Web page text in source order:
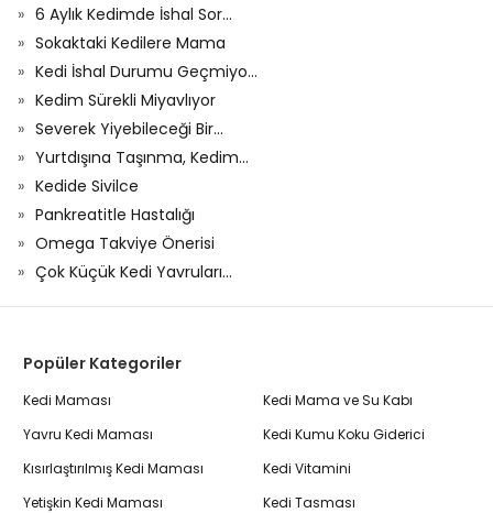
6 Aylık Kedimde İshal Sor...
Sokaktaki Kedilere Mama
Kedi İshal Durumu Geçmiyo...
Kedim Sürekli Miyavlıyor
Severek Yiyebileceği Bir...
Yurtdışına Taşınma, Kedim...
Kedide Sivilce
Pankreatitle Hastalığı
Omega Takviye Önerisi
Çok Küçük Kedi Yavruları...
Popüler Kategoriler
Kedi Maması
Yavru Kedi Maması
Kısırlaştırılmış Kedi Maması
Yetişkin Kedi Maması
Kedi Mama ve Su Kabı
Kedi Kumu Koku Giderici
Kedi Vitamini
Kedi Tasması